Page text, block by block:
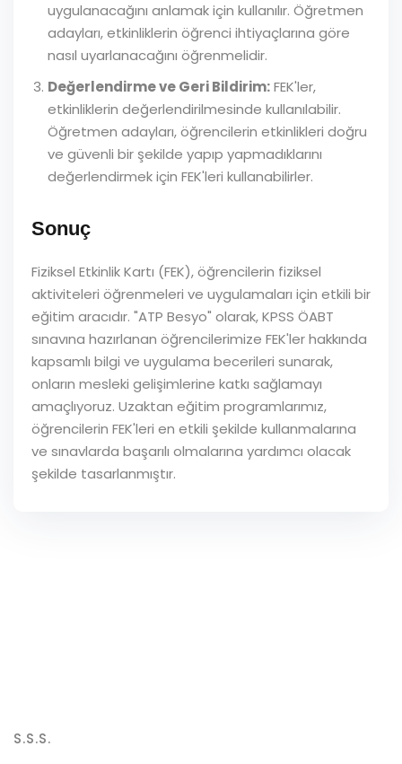
uygulanacağını anlamak için kullanılır. Öğretmen
adayları, etkinliklerin öğrenci ihtiyaçlarına göre
nasıl uyarlanacağını öğrenmelidir.
Değerlendirme ve Geri Bildirim:FEK'ler,
etkinliklerin değerlendirilmesinde kullanılabilir.
Öğretmen adayları, öğrencilerin etkinlikleri doğru
ve güvenli bir şekilde yapıp yapmadıklarını
değerlendirmek için FEK'leri kullanabilirler.
Sonuç
Fiziksel Etkinlik Kartı (FEK), öğrencilerin fiziksel
aktiviteleri öğrenmeleri ve uygulamaları için etkili bir
eğitim aracıdır. "ATP Besyo" olarak, KPSS ÖABT
sınavına hazırlanan öğrencilerimize FEK'ler hakkında
kapsamlı bilgi ve uygulama becerileri sunarak,
onların mesleki gelişimlerine katkı sağlamayı
amaçlıyoruz. Uzaktan eğitim programlarımız,
öğrencilerin FEK'leri en etkili şekilde kullanmalarına
ve sınavlarda başarılı olmalarına yardımcı olacak
şekilde tasarlanmıştır.
S.S.S.